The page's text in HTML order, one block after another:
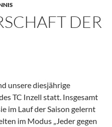
DER
unsere diesjährige
TC Inzell statt. Insgesamt
im Lauf der Saison gelernt
im Modus „Jeder gegen